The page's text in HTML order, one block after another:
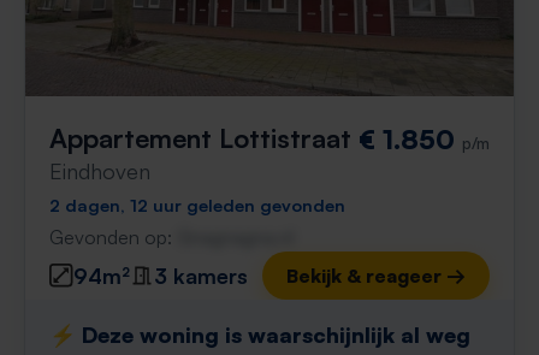
Appartement Lottistraat
Eindhoven
€ 1.850 p/m
2 dagen, 12 uur geleden gevonden
Gevonden op:
94m² 3 kamers Bekijk & reageer →
⚡️ Deze woning is waarschijnlijk al weg